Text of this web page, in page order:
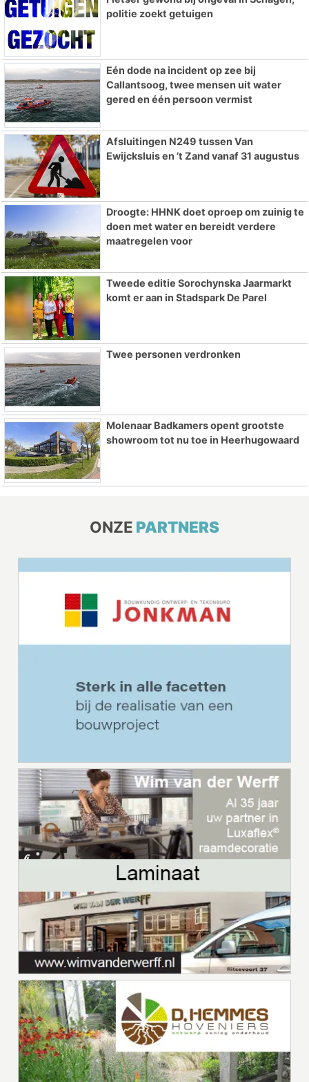
politie zoekt getuigen
Eén dode na incident op zee bij
Callantsoog, twee mensen uit water
gered en één persoon vermist
Afsluitingen N249 tussen Van
Ewijcksluis en ’t Zand vanaf 31 augustus
Droogte: HHNK doet oproep om zuinig te
doen met water en bereidt verdere
maatregelen voor
Tweede editie Sorochynska Jaarmarkt
komt er aan in Stadspark De Parel
Twee personen verdronken
Molenaar Badkamers opent grootste
showroom tot nu toe in Heerhugowaard
ONZE PARTNERS